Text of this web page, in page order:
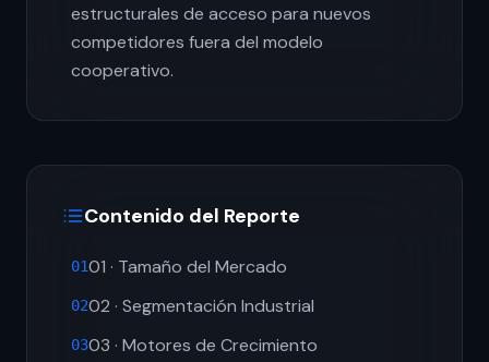
estructurales de acceso para nuevos
competidores fuera del modelo
cooperativo.
Contenido del Reporte
0101 · Tamaño del Mercado
0202 · Segmentación Industrial
0303 · Motores de Crecimiento